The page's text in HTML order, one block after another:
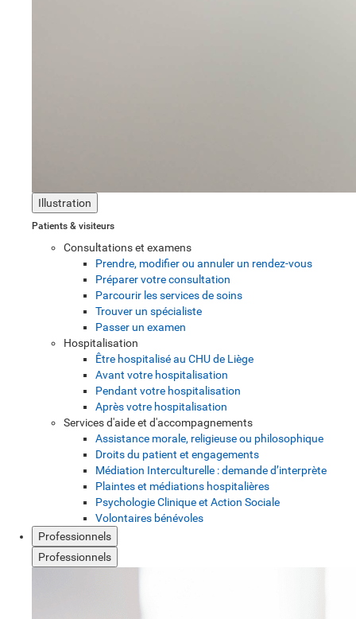
Illustration
Patients & visiteurs
Consultations et examens
Prendre, modifier ou annuler un rendez-vous
Préparer votre consultation
Parcourir les services de soins
Trouver un spécialiste
Passer un examen
Hospitalisation
Être hospitalisé au CHU de Liège
Avant votre hospitalisation
Pendant votre hospitalisation
Après votre hospitalisation
Services d'aide et d'accompagnements
Assistance morale, religieuse ou philosophique
Droits du patient et engagements
Médiation Interculturelle : demande d’interprète
Plaintes et médiations hospitalières
Psychologie Clinique et Action Sociale
Volontaires bénévoles
Professionnels
Professionnels